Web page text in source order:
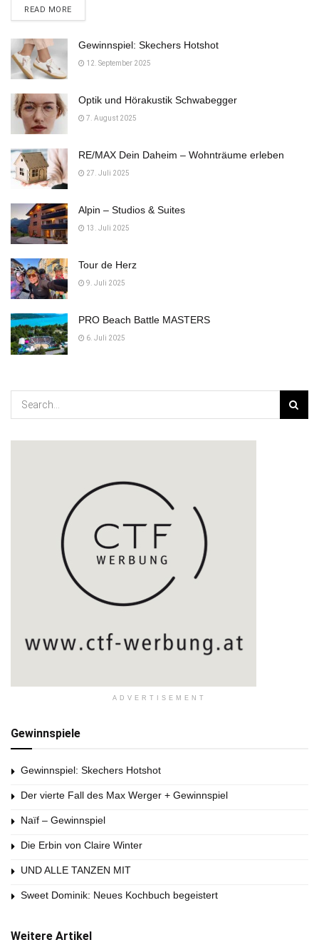
READ MOREDETAILS
Gewinnspiel: Skechers Hotshot
12. September 2025
Optik und Hörakustik Schwabegger
7. August 2025
RE/MAX Dein Daheim – Wohnträume erleben
27. Juli 2025
Alpin – Studios & Suites
13. Juli 2025
Tour de Herz
9. Juli 2025
PRO Beach Battle MASTERS
6. Juli 2025
ADVERTISEMENT
Gewinnspiele
Gewinnspiel: Skechers Hotshot
Der vierte Fall des Max Werger + Gewinnspiel
Naïf – Gewinnspiel
Die Erbin von Claire Winter
UND ALLE TANZEN MIT
Sweet Dominik: Neues Kochbuch begeistert
Weitere Artikel